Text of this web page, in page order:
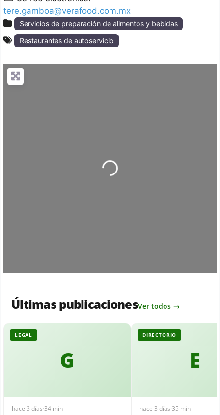
tere.gamboa@verafood.com.mx
Servicios de preparación de alimentos y bebidas
Restaurantes de autoservicio
Loading...
Últimas publicacionesVer todos →
G
LEGAL
hace 3 días·34 min
E
DIRECTORIO
hace 3 días·35 min